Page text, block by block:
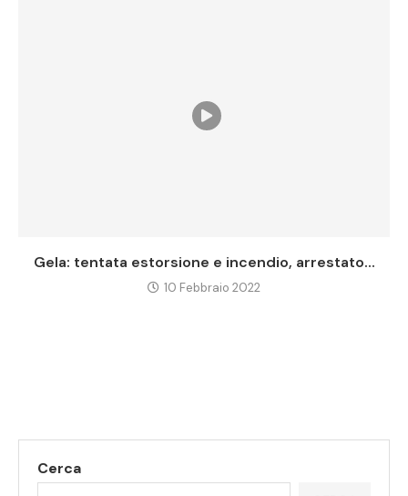
Gela: tentata estorsione e incendio, arrestato...
10 Febbraio 2022
Cerca